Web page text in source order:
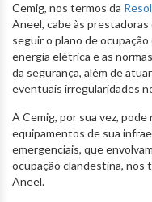
Cemig, nos termos da
Aneel, cabe às
seguir o plano de
energia elétrica e as
da segurança, além de
eventuais irregularidades
A Cemig, por sua vez,
equipamentos de sua
emergenciais, que
ocupação clandestina, nos
Aneel.